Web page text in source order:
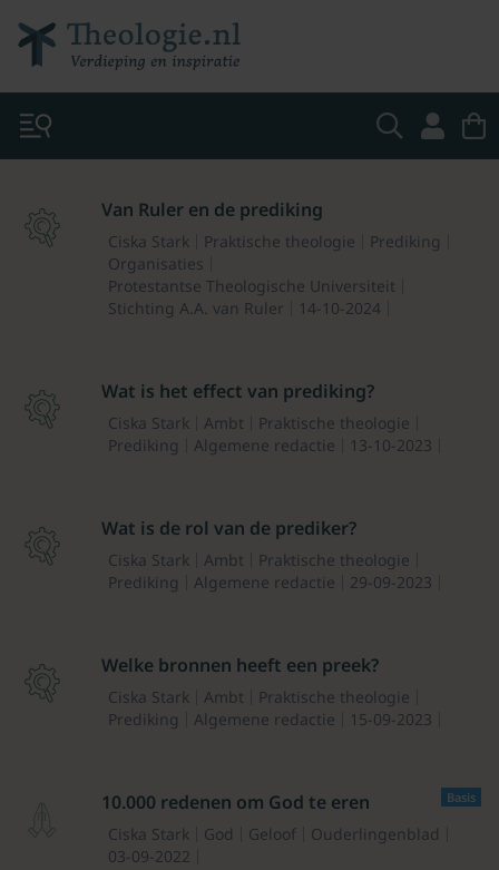
Van Ruler en de prediking
Ciska Stark Praktische theologie
Prediking
Organisaties
Protestantse Theologische Universiteit
Stichting A.A. van Ruler
14-10-2024
Wat is het effect van prediking?
Ciska Stark Ambt
Praktische theologie
Prediking
Algemene redactie 13-10-2023
Wat is de rol van de prediker?
Ciska Stark Ambt
Praktische theologie
Prediking
Algemene redactie 29-09-2023
Welke bronnen heeft een preek?
Ciska Stark Ambt
Praktische theologie
Prediking
Algemene redactie 15-09-2023
Basis
10.000 redenen om God te eren
Ciska Stark God Geloof
Ouderlingenblad
03-09-2022